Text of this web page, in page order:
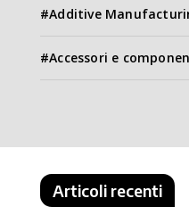
Additive
Accessori e
Articoli recenti